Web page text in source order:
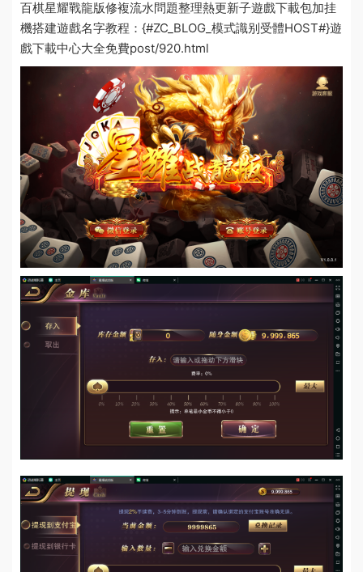
百棋星耀戰龍版修複流水問題整理熱更新子遊戲下載包加挂
機搭建遊戲名字教程： {#ZC_BLOG_ 模式識别受體HOST#}遊
戲下載中心大全免費post/920.html